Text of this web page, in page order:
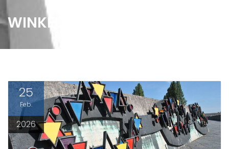
WINKEL IM KOPF
25
Feb.
2026